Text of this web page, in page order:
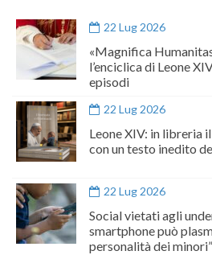
22 Lug 2026
«Magnifica
l’enciclica di Leone
episodi
22 Lug 2026
Leone XIV: in libreria
con un testo inedito
22 Lug 2026
Social vietati agli
smartphone può
personalità dei minori”